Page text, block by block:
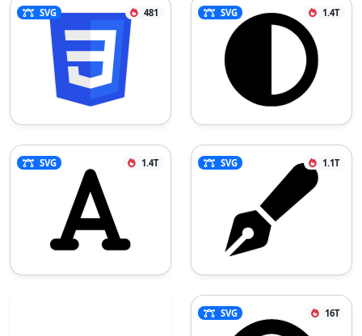
SVG 481 SVG 1.4T
SVG 1.4T SVG 1.1T
SVG 16T